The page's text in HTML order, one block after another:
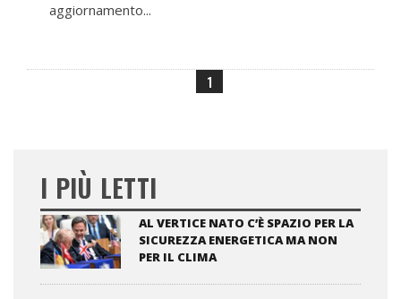
aggiornamento...
1
I PIÙ LETTI
AL VERTICE NATO C’È SPAZIO PER LA
SICUREZZA ENERGETICA MA NON
PER IL CLIMA